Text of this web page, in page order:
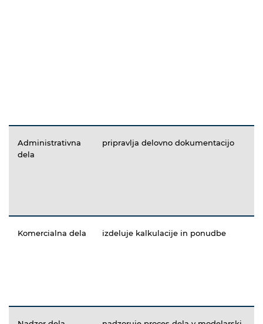
Administrativna
dela
pripravlja delovno dokumentacijo
Komercialna dela izdeluje kalkulacije in ponudbe